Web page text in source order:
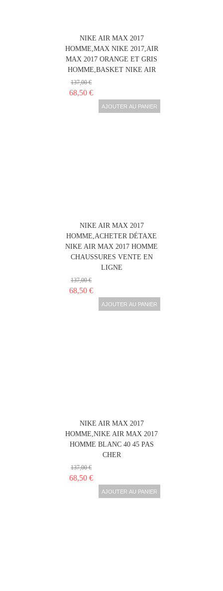
NIKE AIR MAX 2017
HOMME,MAX NIKE 2017,AIR
MAX 2017 ORANGE ET GRIS
HOMME,BASKET NIKE AIR
137,00 €
68,50 €
AJOUTER AU PANIER
NIKE AIR MAX 2017
HOMME,ACHETER DÉTAXE
NIKE AIR MAX 2017 HOMME
CHAUSSURES VENTE EN
LIGNE
137,00 €
68,50 €
AJOUTER AU PANIER
NIKE AIR MAX 2017
HOMME,NIKE AIR MAX 2017
HOMME BLANC 40 45 PAS
CHER
137,00 €
68,50 €
AJOUTER AU PANIER